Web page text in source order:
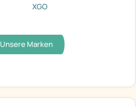
XGO
Unsere Marken